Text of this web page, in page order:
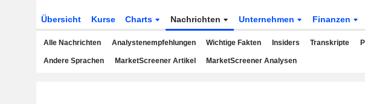
Übersicht Kurse Charts Nachrichten Unternehmen Finanzen
Alle Nachrichten Analystenempfehlungen Wichtige Fakten Insiders Transkripte
Andere Sprachen MarketScreener Artikel MarketScreener Analysen